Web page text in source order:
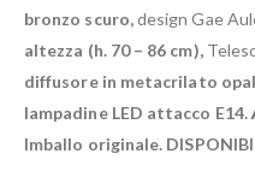
bronzo scuro,design Gae
altezza (h. 70 – 86 cm),
diffusore in metacrilato
lampadine LED attacco E14.
Imballo originale.